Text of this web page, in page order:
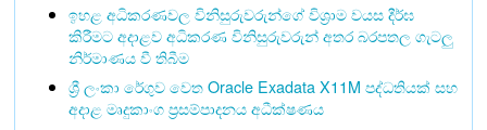
ඉහළ අධිකරණවල විනිසුරුවරුන්ගේ විශ්‍රාම වයස දීර්ඝ
කිරීමට අදාළව අධිකරණ විනිසුරුවරුන් අතර බරපතල ගැටලු
නිර්මාණය වී තිබීම
ශ්‍රී ලංකා රේගුව වෙත Oracle Exadata X11M පද්ධතියක් සහ
අදාළ මෘදුකාංග ප්‍රසම්පාදනය අධීක්ෂණය